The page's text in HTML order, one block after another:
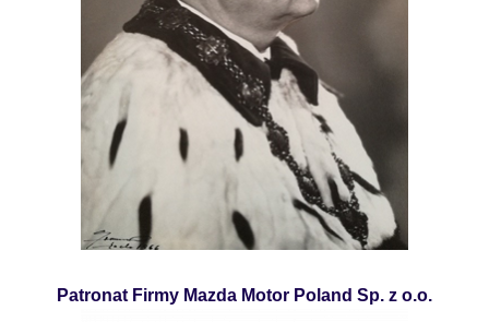
Patronat Firmy Mazda Motor Poland Sp. z o.o.